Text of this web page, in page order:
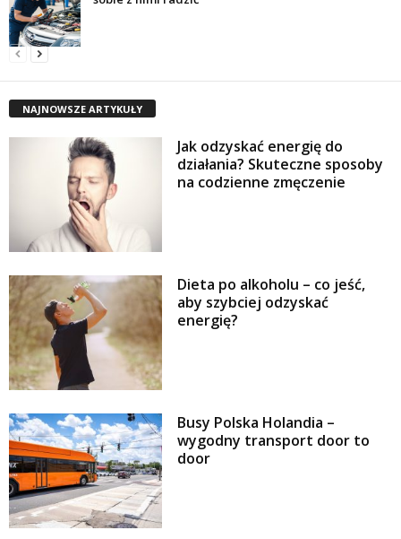
NAJNOWSZE ARTYKUŁY
Jak odzyskać energię do
działania? Skuteczne sposoby
na codzienne zmęczenie
Dieta po alkoholu – co jeść,
aby szybciej odzyskać
energię?
Busy Polska Holandia –
wygodny transport door to
door